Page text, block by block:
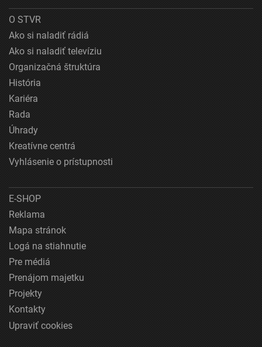
O STVR
Ako si naladiť rádiá
Ako si naladiť televíziu
Organizačná štruktúra
História
Kariéra
Rada
Úhrady
Kreatívne centrá
Vyhlásenie o prístupnosti
E-SHOP
Reklama
Mapa stránok
Logá na stiahnutie
Pre médiá
Prenájom majetku
Projekty
Kontakty
Upraviť cookies